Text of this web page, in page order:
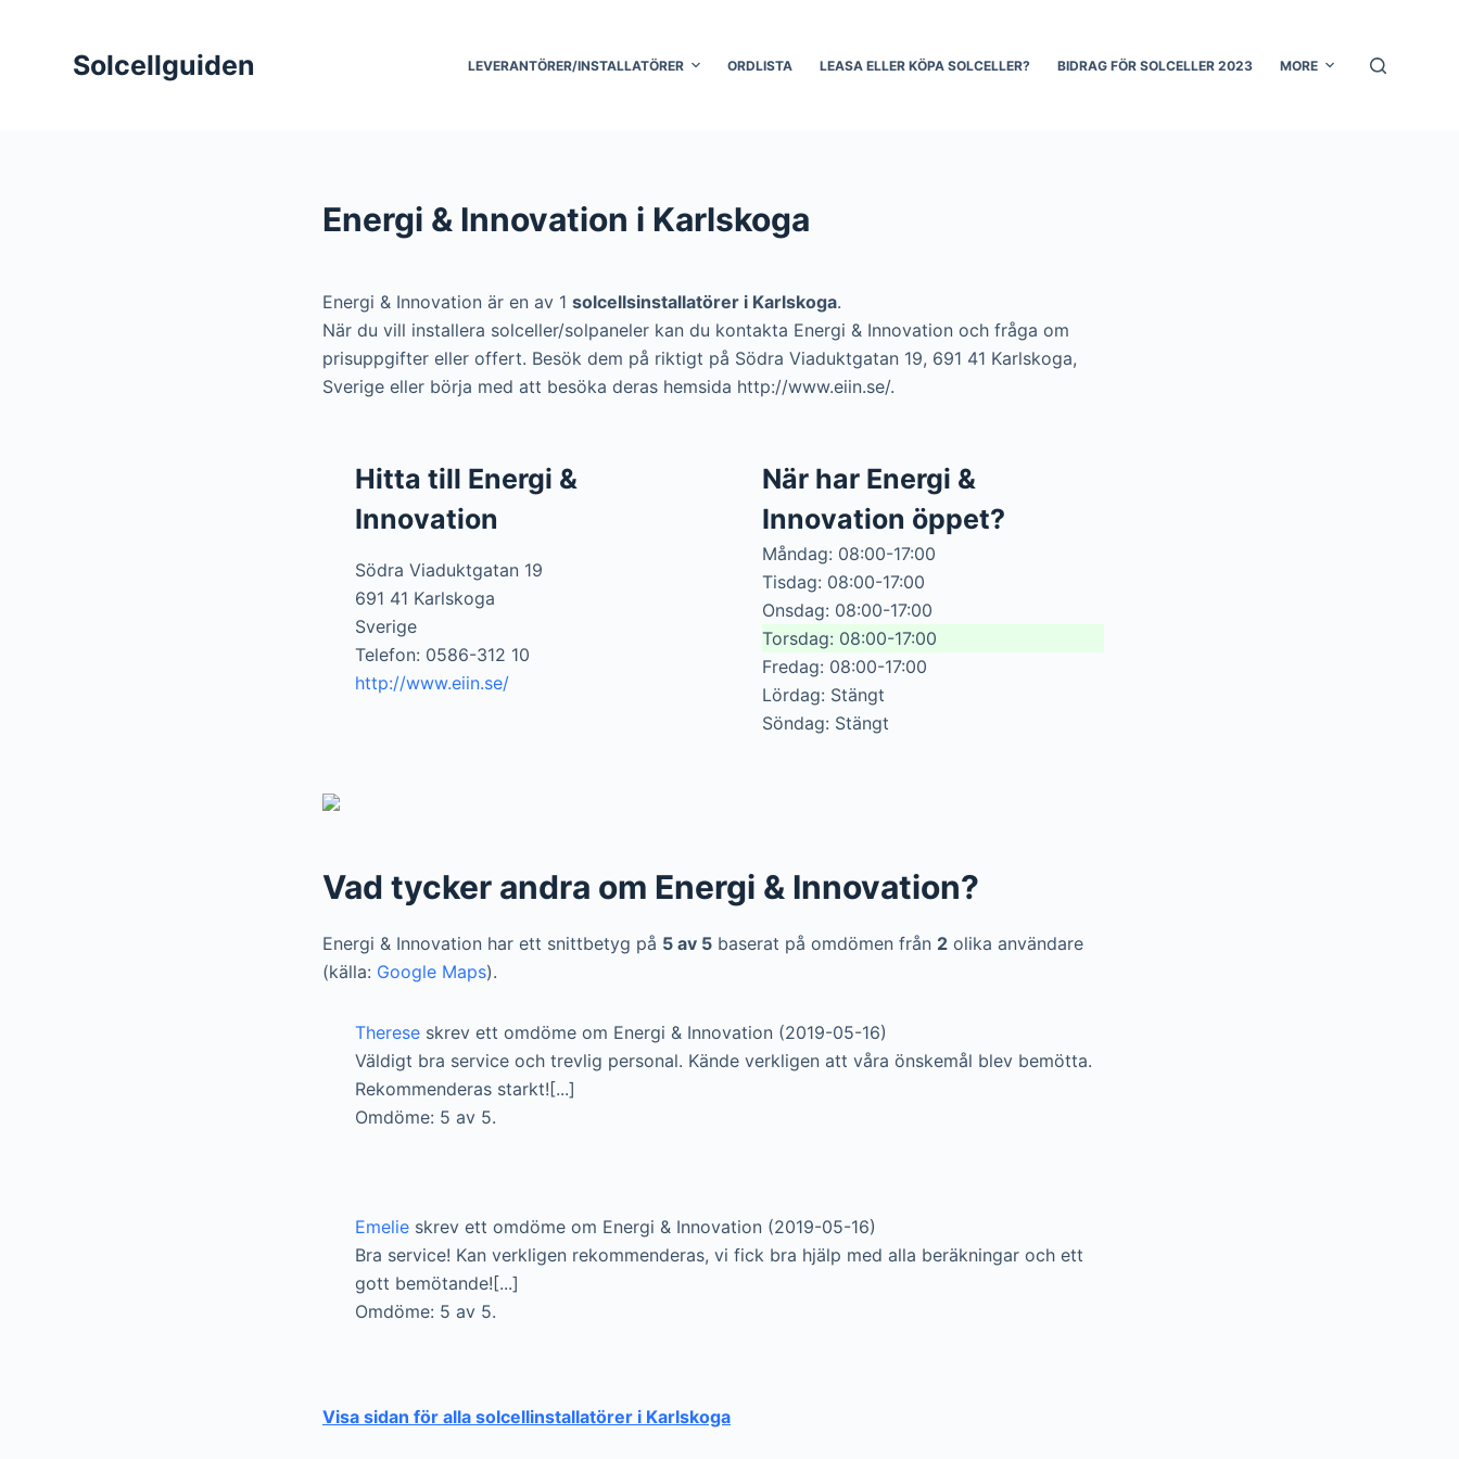
Solcellguiden LEVERANTÖRER/INSTALLATÖRER ORDLISTA LEASA ELLER KÖPA SOLCELLER? BIDRAG FÖR SOLCELLER 2023 MORE
Energi & Innovation i Karlskoga
Energi & Innovation är en av 1 solcellsinstallatörer i Karlskoga.
När du vill installera solceller/solpaneler kan du kontakta Energi & Innovation och fråga om
prisuppgifter eller offert. Besök dem på riktigt på Södra Viaduktgatan 19, 691 41 Karlskoga,
Sverige eller börja med att besöka deras hemsida http://www.eiin.se/.
Hitta till Energi &
Innovation
Södra Viaduktgatan 19
691 41 Karlskoga
Sverige
Telefon: 0586-312 10
http://www.eiin.se/
När har Energi &
Innovation öppet?
Måndag: 08:00-17:00
Tisdag: 08:00-17:00
Onsdag: 08:00-17:00
Torsdag: 08:00-17:00
Fredag: 08:00-17:00
Lördag: Stängt
Söndag: Stängt
Vad tycker andra om Energi & Innovation?
Energi & Innovation har ett snittbetyg på 5 av 5 baserat på omdömen från 2 olika användare
(källa: Google Maps).
Therese skrev ett omdöme om Energi & Innovation (2019-05-16)
Väldigt bra service och trevlig personal. Kände verkligen att våra önskemål blev bemötta.
Rekommenderas starkt![...]
Omdöme: 5 av 5.
Emelie skrev ett omdöme om Energi & Innovation (2019-05-16)
Bra service! Kan verkligen rekommenderas, vi fick bra hjälp med alla beräkningar och ett
gott bemötande![...]
Omdöme: 5 av 5.
Visa sidan för alla solcellinstallatörer i Karlskoga